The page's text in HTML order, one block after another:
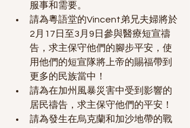
服事和需要。
請為粵語堂的Vincent弟兄夫婦將於
2月17日至3月9日參與醫療短宣禱
告，求主保守他們的腳步平安，使
用他們的短宣隊將上帝的賜福帶到
更多的民族當中！
請為在加州風暴災害中受到影響的
居民禱告，求主保守他們的平安！
請為發生在烏克蘭和加沙地帶的戰